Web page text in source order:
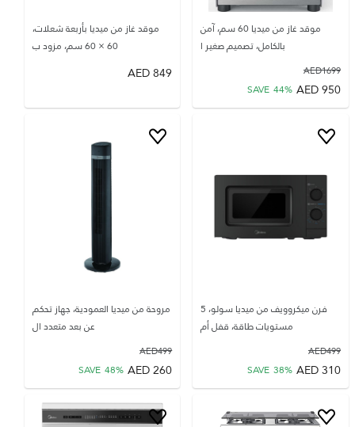
موقد غاز من ميديا 60 سم، آمن
بالكامل، تصميم صغير ا
1699
AED
950
AED
SAVE 44%
موقد غاز من ميديا بأربعة شعلات،
60 × 60 سم، مزود ب
849
AED
فرن ميكروويف من ميديا سولو، 5
مستويات طاقة، قفل أم
499
AED
310
AED
SAVE 38%
مروحة من ميديا العمودية، جهاز تحكم
عن بعد متعدد ال
499
AED
260
AED
SAVE 48%